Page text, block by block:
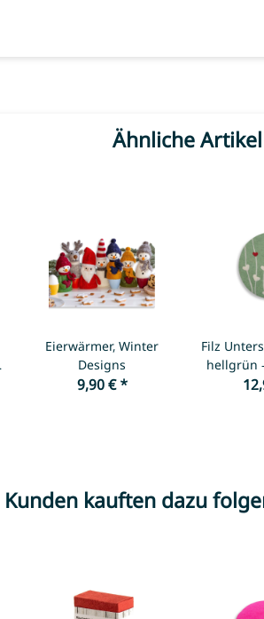
Ähnliche Artikel
Eierwärmer, Winter
Designs
9,90 €*
Filz
hellgrün
Kunden kauften dazu